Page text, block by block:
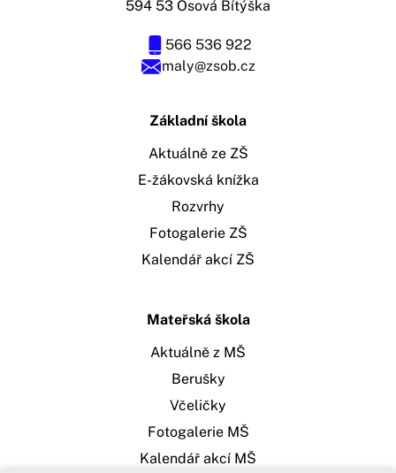
maly@zsob.cz
566 536 922
594 53 Osová Bítýška
Základní škola
Aktuálně ze ZŠ
E-žákovská knížka
Rozvrhy
Fotogalerie ZŠ
Kalendář akcí ZŠ
Mateřská škola
Aktuálně z MŠ
Berušky
Včeličky
Fotogalerie MŠ
Kalendář akcí MŠ